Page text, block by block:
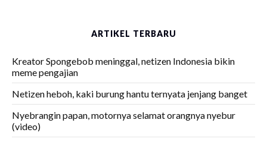
ARTIKEL TERBARU
Kreator Spongebob meninggal, netizen Indonesia bikin
meme pengajian
Netizen heboh, kaki burung hantu ternyata jenjang banget
Nyebrangin papan, motornya selamat orangnya nyebur
(video)